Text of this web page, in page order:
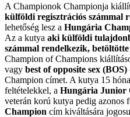
A Championok Championja
külföldi regisztrációs számmal
lehetőség lesz a Hungária
Az a kutya aki külföldi
számmal rendelkezik,
Champion of Champions
vagy best of opposite sex (BOS)
Champion címet. A kutya 15
feltételekkel, a Hungária Junior
veterán korú kutya pedig azonos
Champion cím kiváltására